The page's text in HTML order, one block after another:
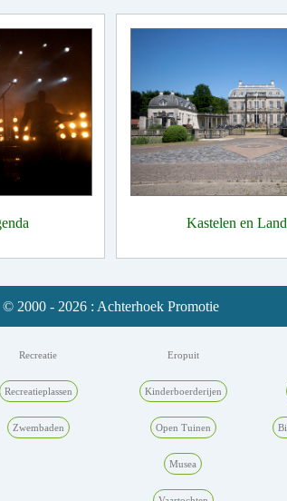
Kastelen en
© 2000 - 2026 : Achterhoek Promotie
Recreatie
Recreatieplassen
Zwembaden
Eropuit
Kinderboerderijen
Open Tuinen
Musea